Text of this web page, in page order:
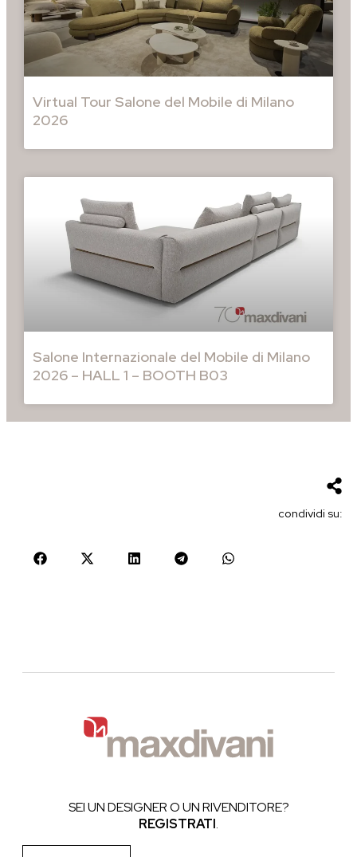
Virtual Tour Salone del Mobile di Milano
2026
Salone Internazionale del Mobile di Milano
2026 – HALL 1 – BOOTH B03
condividi su:
SEI UN DESIGNER O UN RIVENDITORE?
REGISTRATI.